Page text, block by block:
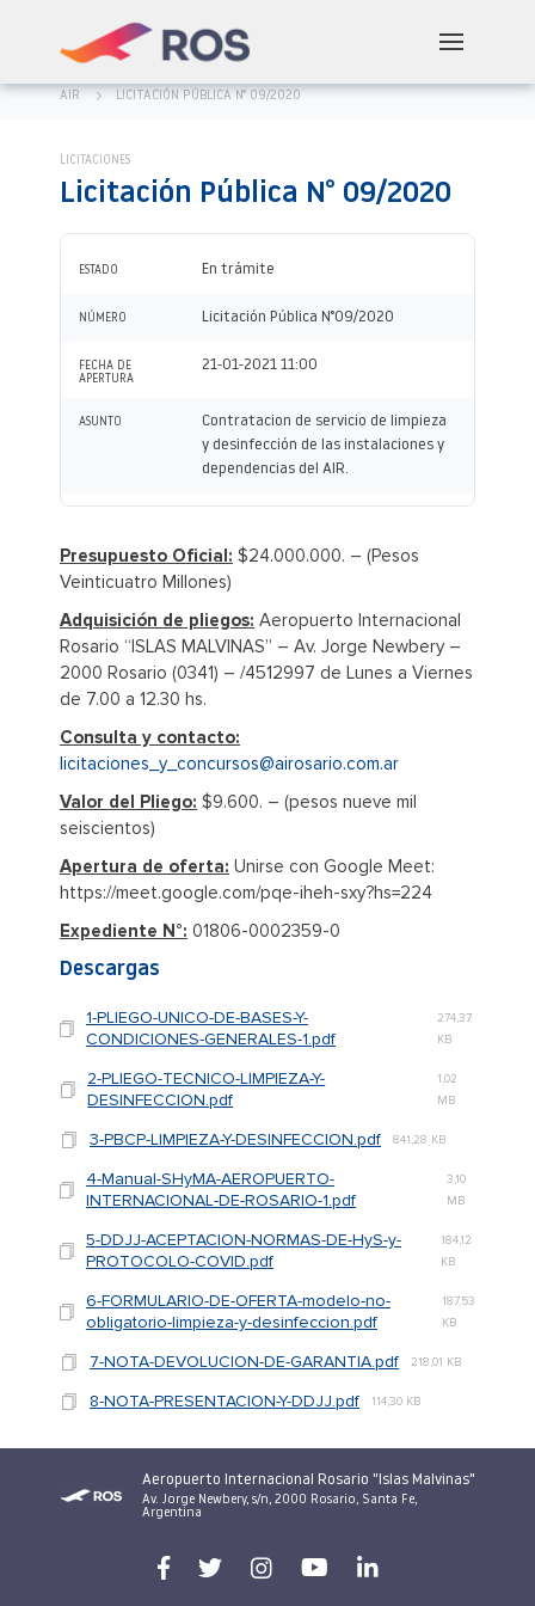
AIR LICITACIÓN PÚBLICA N° 09/2020
LICITACIONES
Licitación Pública N° 09/2020
ESTADO En trámite
NÚMERO Licitación Pública N°09/2020
FECHA DE
APERTURA
21-01-2021 11:00
ASUNTO
Contratacion de servicio de limpieza
y desinfección de las instalaciones y
dependencias del AIR.
Presupuesto Oficial: $24.000.000. – (Pesos
Veinticuatro Millones)
Adquisición de pliegos: Aeropuerto Internacional
Rosario “ISLAS MALVINAS” – Av. Jorge Newbery –
2000 Rosario (0341) – /4512997 de Lunes a Viernes
de 7.00 a 12.30 hs.
Consulta y contacto:
licitaciones_y_concursos@airosario.com.ar
Valor del Pliego: $9.600. – (pesos nueve mil
seiscientos)
Apertura de oferta: Unirse con Google Meet:
https://meet.google.com/pqe-iheh-sxy?hs=224
Expediente N°: 01806-0002359-0
Descargas
1-PLIEGO-UNICO-DE-BASES-Y-
CONDICIONES-GENERALES-1.pdf
274,37
KB
2-PLIEGO-TECNICO-LIMPIEZA-Y-
DESINFECCION.pdf
1,02
MB
3-PBCP-LIMPIEZA-Y-DESINFECCION.pdf 841,28 KB
4-Manual-SHyMA-AEROPUERTO-
INTERNACIONAL-DE-ROSARIO-1.pdf
3,10
MB
5-DDJJ-ACEPTACION-NORMAS-DE-HyS-y-
PROTOCOLO-COVID.pdf
184,12
KB
6-FORMULARIO-DE-OFERTA-modelo-no-
obligatorio-limpieza-y-desinfeccion.pdf
187,53
KB
7-NOTA-DEVOLUCION-DE-GARANTIA.pdf 218,01 KB
8-NOTA-PRESENTACION-Y-DDJJ.pdf 114,30 KB
Aeropuerto Internacional Rosario "Islas Malvinas"
Av. Jorge Newbery, s/n, 2000 Rosario, Santa Fe,
Argentina